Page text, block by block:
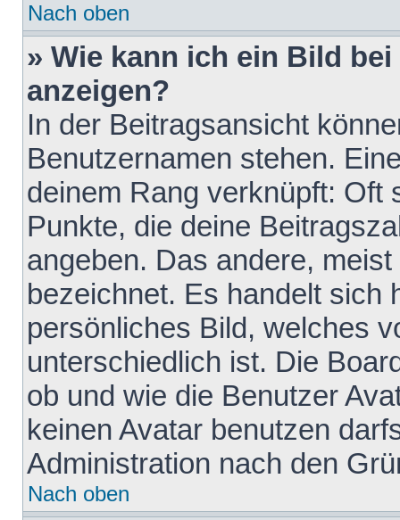
Nach oben
» Wie kann ich ein Bild
anzeigen?
In der Beitragsansicht
Benutzernamen stehen.
deinem Rang verknüpft: Oft
Punkte, die deine
angeben. Das andere,
bezeichnet. Es handelt sich
persönliches Bild, welches
unterschiedlich ist. Die
ob und wie die Benutzer
keinen Avatar benutzen
Administration nach den
Nach oben